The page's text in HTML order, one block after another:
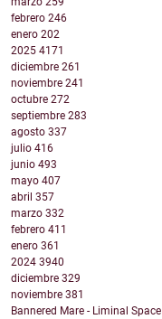
febrero 246
enero 202
2025 4171
diciembre 261
noviembre 241
octubre 272
septiembre 283
agosto 337
julio 416
junio 493
mayo 407
abril 357
marzo 332
febrero 411
enero 361
2024 3940
diciembre 329
noviembre 381
Bannered Mare - Liminal Space